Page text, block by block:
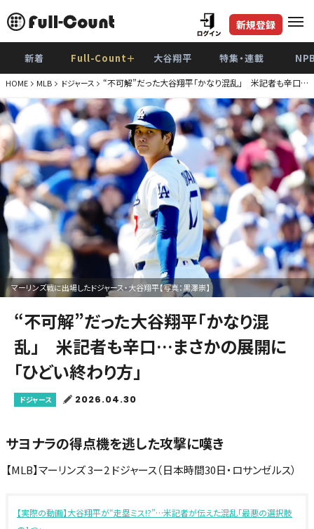
新規登録
新着 Full-Count＋ 大谷翔平 特集・連載
HOME MLB ドジャース “不可解”だった大谷翔平「かなり混乱」 米記者も辛口…
マーリンズ戦に出場したドジャース・大谷翔平【写真：黒澤崇】
“不可解”だった大谷翔平「かなり混
乱」 米記者も辛口…まさかの展開に
「ひどい終わり方」
ドジャース 2026.04.30
サヨナラの得点機を逃した攻撃に嘆き
【MLB】マーリンズ 3ー2 ドジャース（日本時間30日・ロサンゼルス）
【実際の動画】大谷翔平が“走塁ミス!?”…米記者が伝えた混乱「最悪の選択肢